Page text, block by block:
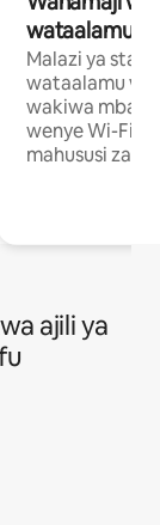
wataalamu
Malazi ya
wataalamu
wakiwa mbali
wenye Wi-Fi
mahususi za
ajili ya